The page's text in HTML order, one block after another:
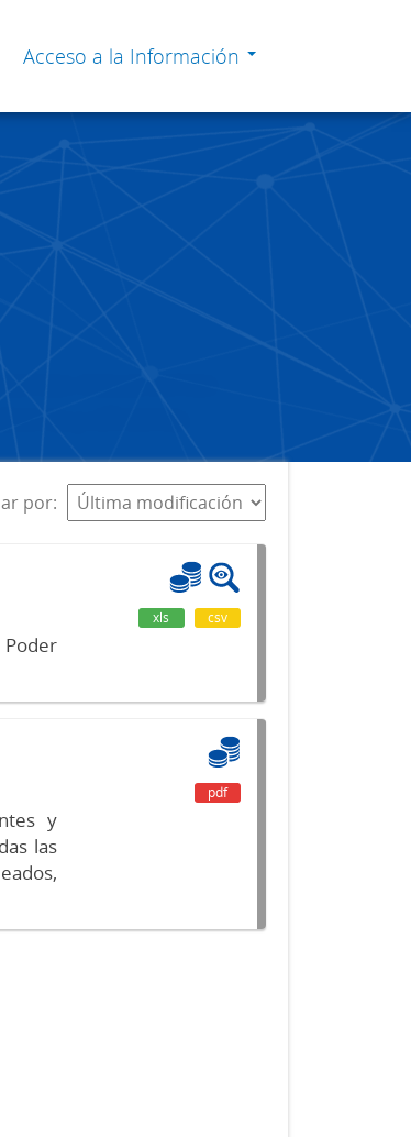
Acceso a la Información
por
xls csv
y
las
pdf